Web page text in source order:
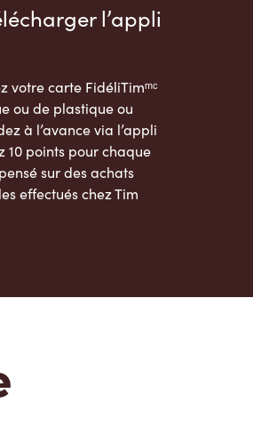
l’appli
votre carte FidéliTimᵐᶜ
ou de plastique ou
à l’avance via l’appli
10 points pour chaque
sur des achats
effectués chez Tim